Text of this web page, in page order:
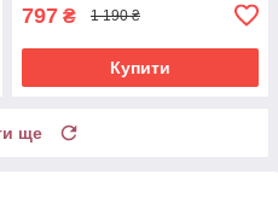
797 ₴ 1 190 ₴
Купити
ще